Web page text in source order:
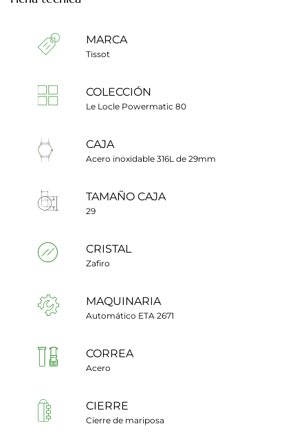
MARCA
Tissot
COLECCIÓN
Le Locle Powermatic 80
CAJA
Acero inoxidable 316L de 29mm
TAMAÑO CAJA
29
CRISTAL
Zafiro
MAQUINARIA
Automático ETA 2671
CORREA
Acero
CIERRE
Cierre de mariposa